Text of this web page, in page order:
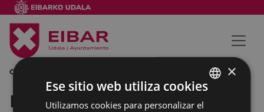
CABALGATA REYES MAGOS
Los Reyes Magos en Eibar
BASQUE
×
Ese sitio web utiliza cookies
Utilizamos cookies para personalizar el